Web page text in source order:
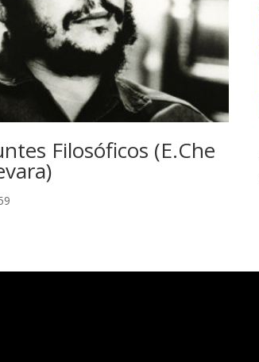
Filosóficos (E.Che